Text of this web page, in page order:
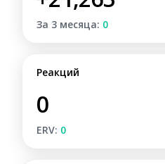
За 3 месяца: 0
Реакций
0
ERV: 0